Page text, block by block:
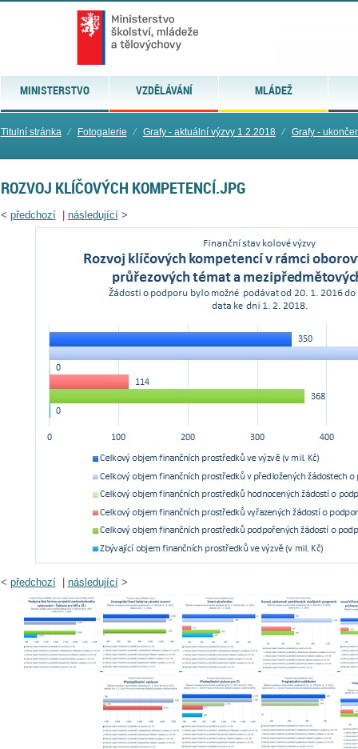
MINISTERSTVO VZDĚLÁVÁNÍ MLÁDEŽ
Titulní stránka ⁄ Fotogalerie ⁄ Grafy - aktuální výzvy 1.2.2018 ⁄ Grafy -
ROZVOJ KLÍČOVÝCH KOMPETENCÍ.JPG
< předchozí| následující>
< předchozí| následující>